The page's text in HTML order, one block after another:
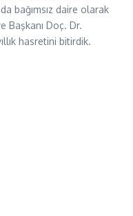
bağımsız daire olarak
Başkanı Doç. Dr.
hasretini bitirdik.